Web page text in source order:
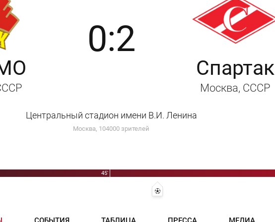
0:2
Спартак
Москва, СССР
Центральный стадион имени В.И. Ленина
Москва, 104000 зрителей
45'